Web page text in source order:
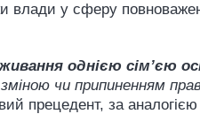
влади у сферу
однією сім’єю
чи припиненням
прецедент, за